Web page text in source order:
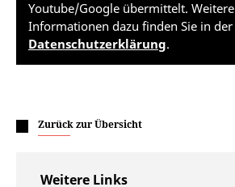
Youtube/Google übermittelt. Weitere
Informationen dazu finden Sie in der
Datenschutzerklärung.
Zurück zur Übersicht
Weitere Links